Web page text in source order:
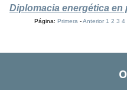
Diplomacia energética
Página:Primera -Anterior 1 2 3 4